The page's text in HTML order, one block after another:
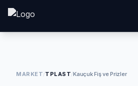
MARKET/TPLAST/Kauçuk Fiş ve Prizler